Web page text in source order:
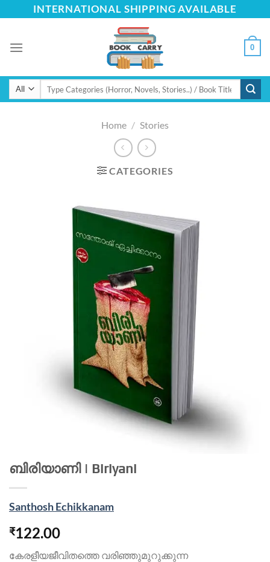
to
INTERNATIONAL SHIPPING AVAILABLE
0
Search
Home / Stories
CATEGORIES
ബിരിയാണി | Biriyani
Santhosh Echikkanam
₹122.00
കേരളീയജീവിതത്തെ വരിഞ്ഞുമുറുക്കുന്ന